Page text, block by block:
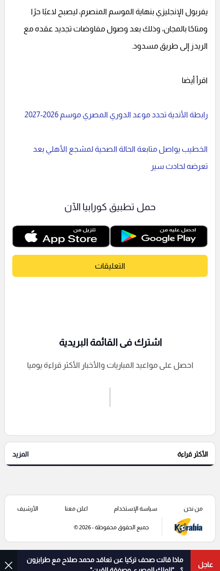
يفربول الإنجليزي بنهاية الموسم المنصرم، ليصبح لاعبًا حرًا
ومتاحًا بالمجان، وذلك بعد وصول مفاوضات تجديد عقده مع
الريدز إلى طريق مسدود.
اقرأ أيضا
رابطة الأندية تحدد موعد الدوري المصري موسم 2026-2027
الخطيب يواصل متابعة الحالة الصحية لمشجع الأهلي بعد
تعرضه لحادث سير
حمل تطبيق كورابيا الآن
التعليقات
إرسال تعليق
التعليقات السابقة
اشترك فى القائمة البريدية
احصل على مواعيد المباريات والأخبار الأكثر قراءة يوميا
الأكثر قراءة المزيد
عاجل
ماذا قالت صحف تركيا عن تعاقد محمد صلاح مع طرابزون
من نحن سياسة الإستخدام اعلن معنا الأرشيف
جميع الحقوق محفوظة - 2026 ©